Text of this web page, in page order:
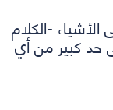
-الكلام
حد كبير من أي